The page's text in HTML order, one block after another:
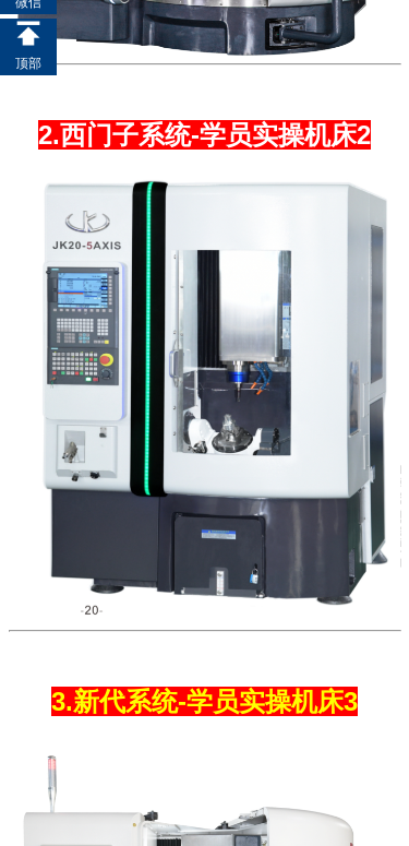
顶部
2.西门子系统-学员实操机床2
3.新代系统-学员实操机床3